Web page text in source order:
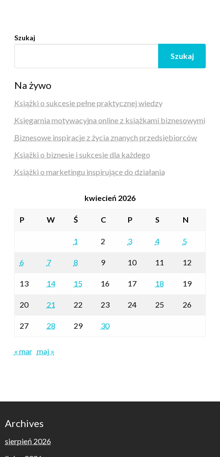
Szukaj
Szukaj
Na żywo
Książki o sukcesie pełne praktycznej wiedzy
Księgarnia motywacyjna online z książkami biznesowymi
Biznesowe inspiracje z życia znanych przedsiębiorców
Książki o biznesie i sukcesie dla każdego
Książki o marketingu inspirujące do działania
kwiecień 2026
P W Ś C P S N
1 2 3 4 5
6 7 8 9 10 11 12
13 14 15 16 17 18 19
20 21 22 23 24 25 26
27 28 29 30
« mar maj »
Archives
sierpień 2026